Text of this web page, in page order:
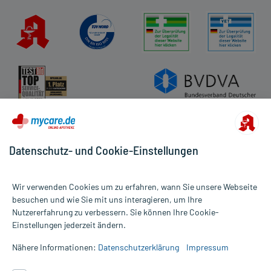
Alle Preise gelten inkl. MwSt., ggf. zzgl. Versandkosten
Informationen auf dieser Website werden ausschließlich für
die Untersuchung und Behandlung durch einen Arzt. Bitte
Datenschutz- und Cookie-Einstellungen
Wir verwenden Cookies um zu erfahren, wann Sie unsere Webseite
besuchen und wie Sie mit uns interagieren, um Ihre
Nutzererfahrung zu verbessern. Sie können Ihre Cookie-
Einstellungen jederzeit ändern.
Nähere Informationen: Datenschutzerklärung Impressum